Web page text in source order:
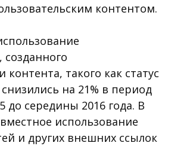
контентом.
созданного
контента, такого как статус
на 21% в период
до середины 2016 года. В
использование
и других внешних ссылок